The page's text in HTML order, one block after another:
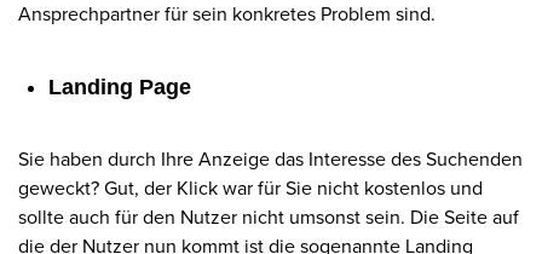
Ansprechpartner für sein konkretes Problem sind.
Landing Page
Sie haben durch Ihre Anzeige das Interesse des Suchenden
geweckt? Gut, der Klick war für Sie nicht kostenlos und
sollte auch für den Nutzer nicht umsonst sein. Die Seite auf
die der Nutzer nun kommt ist die sogenannte Landing